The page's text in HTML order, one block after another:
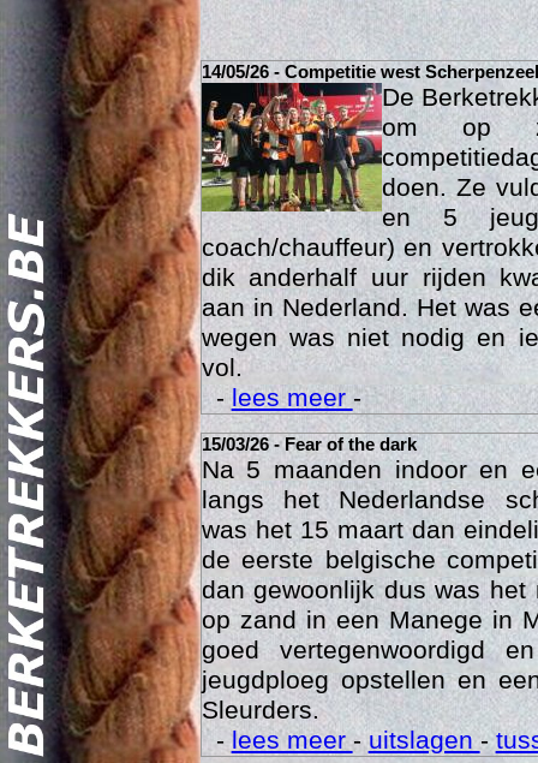
14/05/26 - Competitie west Scherpenzeel
De
om op
doen. Ze
en 5
coach/chauffeur) en
dik anderhalf uur rijden
aan in Nederland. Het was
wegen was niet nodig en
vol.
-lees meer-
15/03/26 - Fear of the dark
Na 5 maanden indoor en
langs het Nederlandse
was het 15 maart dan
de eerste belgische
dan gewoonlijk dus was
op zand in een Manege in
goed vertegenwoordigd
jeugdploeg opstellen en
Sleurders.